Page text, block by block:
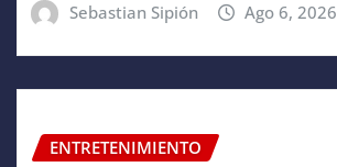
Sebastian Sipión Ago 6, 2026
ENTRETENIMIENTO